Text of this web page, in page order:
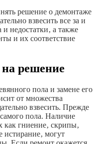
решение о демонтаже
взвесить все за и
недостатки‚ а также
и их соответствие
решение
пола и замене его
от множества
взвесить. Прежде
самого пола. Наличие
как гниение‚ скрипы‚
истирание‚ могут